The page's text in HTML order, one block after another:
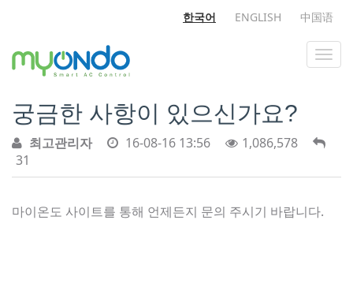
한국어 ENGLISH 中国语
궁금한 사항이 있으신가요?
최고관리자 16-08-16 13:56
1,086,578
31
마이온도 사이트를 통해 언제든지 문의 주시기 바랍니다.